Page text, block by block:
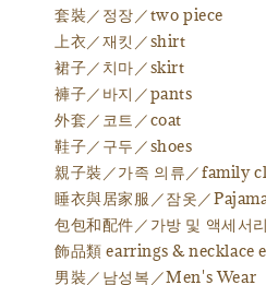
套裝／정장／two piece
上衣／재킷／shirt
裙子／치마／skirt
褲子／바지／pants
外套／코트／coat
鞋子／구두／shoes
親子裝／가족 의류／family
睡衣與居家服／잠옷／
包包和配件／가방 및 액세서
飾品類 earrings & necklace
男裝／남성복／Men's Wear